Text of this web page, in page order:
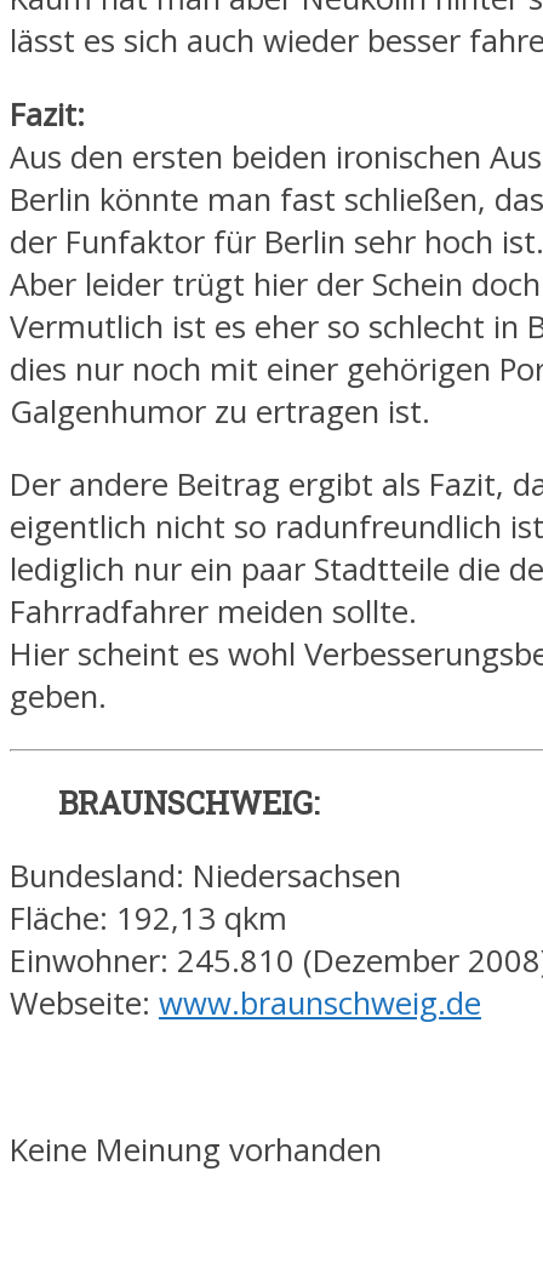
lässt es sich auch wieder besser
Fazit:
Aus den ersten beiden ironischen
Berlin könnte man fast schließen,
der Funfaktor für Berlin sehr hoch ist.
Aber leider trügt hier der Schein
Vermutlich ist es eher so schlecht in
dies nur noch mit einer gehörigen
Galgenhumor zu ertragen ist.
Der andere Beitrag ergibt als Fazit,
eigentlich nicht so radunfreundlich
lediglich nur ein paar Stadtteile die
Fahrradfahrer meiden sollte.
Hier scheint es wohl
geben.
BRAUNSCHWEIG:
Bundesland: Niedersachsen
Fläche: 192,13 qkm
Einwohner: 245.810 (Dezember
Webseite: www.braunschweig.de
Keine Meinung vorhanden